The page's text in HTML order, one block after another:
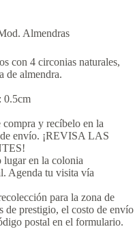
Almendras
con 4 circonias naturales,
de almendra.
0.5cm
y recíbelo en la
envío. ¡REVISA LAS
lugar en la colonia
Agenda tu visita vía
para la zona de
prestigio, el costo de envío
postal en el formulario.